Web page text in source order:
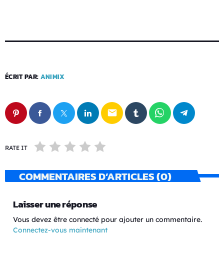
ÉCRIT PAR: ANIMIX
email
RATE IT
COMMENTAIRES D’ARTICLES (0)
Laisser une réponse
Vous devez être connecté pour ajouter un commentaire.
Connectez-vous maintenant